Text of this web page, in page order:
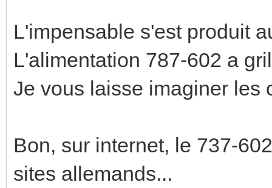
L'impensable s'est produit
L'alimentation 787-602 a
Je vous laisse imaginer les
Bon, sur internet, le 737-
sites allemands...